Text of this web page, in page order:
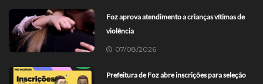
Foz aprova atendimento a crianças vítimas de
violência
07/08/2026
Prefeitura de Foz abre inscrições para seleção